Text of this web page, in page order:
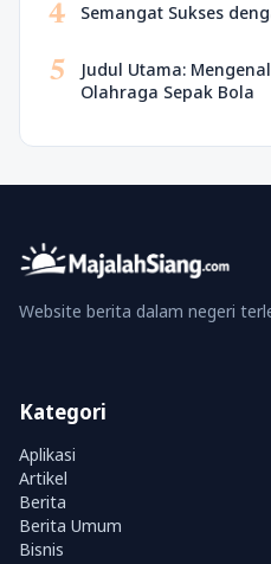
4 Semangat Sukses
5
Judul Utama:
Olahraga Sepak Bola
Website berita dalam negeri
Kategori
Aplikasi
Artikel
Berita
Berita Umum
Bisnis